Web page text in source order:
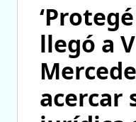
llegó a
acercar